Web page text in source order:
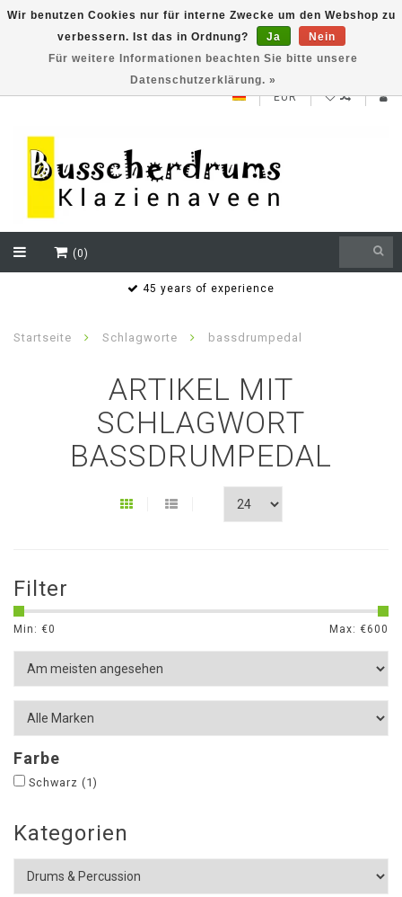
NEW ROLAND V71 series testklaar
EUR
(0)
45 years of experience
Startseite Schlagworte bassdrumpedal
ARTIKEL MIT
SCHLAGWORT
BASSDRUMPEDAL
Filter
Min: €0 Max: €600
Farbe
Schwarz (1)
Kategorien
Wir benutzen Cookies nur für interne Zwecke um den Webshop zu
verbessern. Ist das in Ordnung?
Ja
Nein
Für weitere Informationen beachten Sie bitte unsere
Datenschutzerklärung. »